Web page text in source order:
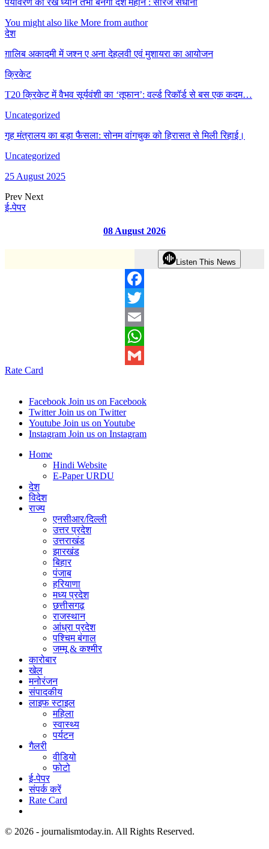
You might also like More from author
देश
ग़ालिब अकादमी में जश्न ए अना देहलवी एवं मुशायरा का आयोजन
क्रिकेट
T20 क्रिकेट में वैभव सूर्यवंशी का ‘तूफान’: वर्ल्ड रिकॉर्ड से बस एक कदम…
Uncategorized
गृह मंत्रालय का बड़ा फैसला: सोनम वांगचुक को हिरासत से मिली रिहाई।
Uncategorized
25 August 2025
Prev Next
ई-पेपर
08 August 2026
Listen This News
Facebook
Twitter
Email
WhatsApp
Rate Card
Facebook Join us on Facebook
Twitter Join us on Twitter
Youtube Join us on Youtube
Instagram Join us on Instagram
Home
Hindi Website
E-Paper URDU
देश
विदेश
राज्य
एनसीआर/दिल्ली
उत्तर प्रदेश
उत्तराखंड
झारखंड
बिहार
पंजाब
हरियाणा
मध्य प्रदेश
छत्तीसगढ़
राजस्थान
आंध्रा प्रदेश
पश्चिम बंगाल
जम्मू & कश्मीर
कारोबार
खेल
मनोरंजन
संपादकीय
लाइफ स्टाइल
महिला
स्वास्थ्य
पर्यटन
गैलरी
वीडियो
फोटो
ई-पेपर
संपर्क करें
Rate Card
© 2026 - journalismtoday.in. All Rights Reserved.